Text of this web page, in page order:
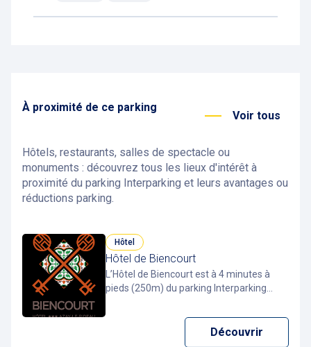
À proximité de ce parking
Voir tous
Hôtels, restaurants, salles de spectacle ou
monuments : découvrez tous les lieux d'intérêt à
proximité du parking Interparking et leurs avantages ou
réductions parking.
Hôtel
Hôtel de Biencourt
L’Hôtel de Biencourt est à 4 minutes à
pieds (250m) du parking Interparking
stationner à bas coût grâce à l'application
Pcard app gratuite qui offre 30% de
réductions à chaque stationnement.
Découvrir